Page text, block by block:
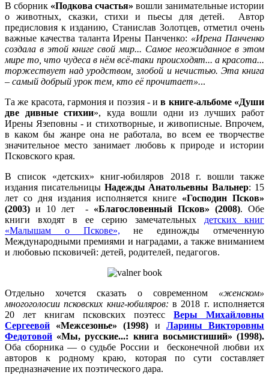
В сборник «Подкова счастья» вошли занимательные истории
о животных, сказки, стихи и пьесы для детей. Автор
предисловия к изданию, Станислав Золотцев, отметил очень
важные качества таланта Ирены Панченко: «Ирена Панченко
создала в этой книге свой мир... Самое неожиданное в этом
мире то, что чудеса в нём всё-таки происходят... а красота...
торжествует над уродством, злобой и нечистью. Эта книга
– самый добрый урок тем, кто её прочитает»...
Та же красота, гармония и поэзия - ив книге-альбоме «Души
две дивные стихии», куда вошли одни из лучших работ
Ирены Язеповны - и стихотворные, и живописные. Впрочем,
в каком бы жанре она не работала, во всем ее творчестве
значительное место занимает любовь к природе и истории
Псковского края.
В список «детских» книг-юбиляров 2018 г. вошли также
издания писательницы Надежды Анатольевны Вальнер: 15
лет со дня издания исполняется книге «Господин Псков»
(2003) и 10 лет - «Благословенный Псков» (2008). Обе
книги входят в ее серию замечательных детских книг
«Малышам о Пскове», не единожды отмеченную
Международными премиями и наградами, а также вниманием
и любовью псковичей: детей, родителей, педагогов.
Отдельно хочется сказать о современном «женском»
многоголосии псковских книг-юбиляров: в 2018 г. исполняется
20 лет книгам псковских поэтесс Веры Михайловны
Сергеевой «Межсезонье» (1998) и Ларины Викторовны
Федотовой «Мы, русские...: книга восьмистиший» (1998).
Оба сборника — о судьбе России и бесконечной любви их
авторов к родному краю, которая по сути составляет
предназначение их поэтического дара.